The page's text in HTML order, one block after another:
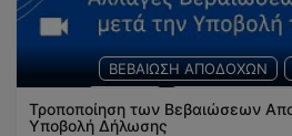
ΒΕΒΑΙΩΣΗ ΑΠΟΔΟΧΩΝ
ΕΡΓΑΖΟΜΕΝΟΣ
Τροποποίηση των Βεβαιώσεων
Υποβολή Δήλωσης